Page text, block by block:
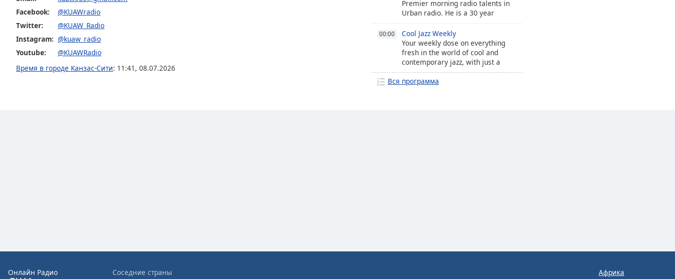
subtitles
off,
selected
Track
and
Facebook:
@KUAWradio
Twitter:
@KUAW_Radio
Instagram: @kuaw_radio
Youtube:
@KUAWRadio
Время в городе Канзас-Сити: 11:41 , 08.07.2026
Premier morning radio talents in
Urban radio. He is a 30 year
veteran in the radio industry.
00:00
Cool Jazz Weekly
Your weekly dose on everything
fresh in the world of cool and
contemporary jazz, with just a
dash of the retro.
Вся программа
Онлайн Радио Соседние страны
Африка